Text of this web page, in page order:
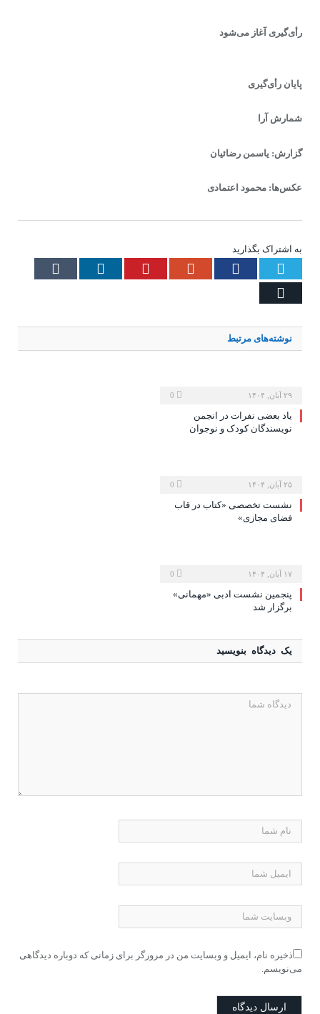
رأی‌گیری آغاز می‌شود
پایان رأی‌گیری
شمارش آرا
گزارش: یاسمن رضائیان
عکس‌ها: محمود اعتمادی
به اشتراک بگذارید
Twitter
Facebook
Google+
Pinterest
LinkedIn
نوشته‌های مرتبط
۲۹ آبان, ۱۴۰۴
یاد بعضی نفرات در انجمن
نویسندگان کودک و نوجوان
۲۵ آبان, ۱۴۰۴
نشست تخصصی «کتاب در قاب
فضای مجازی»
۱۷ آبان, ۱۴۰۴
پنجمین نشست ادبی «مهمانی»
برگزار شد
یک دیدگاه بنویسید
ذخیره نام، ایمیل و وبسایت من در مرورگر برای زمانی که دوباره دیدگاهی
می‌نویسم.